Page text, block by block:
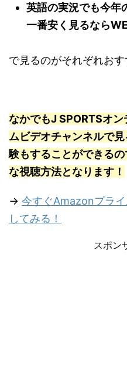
英語の実況でも今年
一番安く見るなら
で見るのがそれぞれおす
なかでもJ SPORTSオ
ムビデオチャンネルで
験もすることができる
な視聴方法となります！
→ 今すぐAmazonプラ
してみる！
スポン